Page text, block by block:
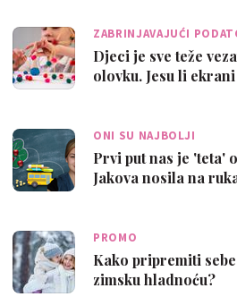
ZABRINJAVAJUĆI
Djeci je sve teže
olovku. Jesu li
ONI SU NAJBOLJI
Prvi put nas je 'teta'
Jakova nosila na
PROMO
Kako pripremiti
zimsku hladnoću?